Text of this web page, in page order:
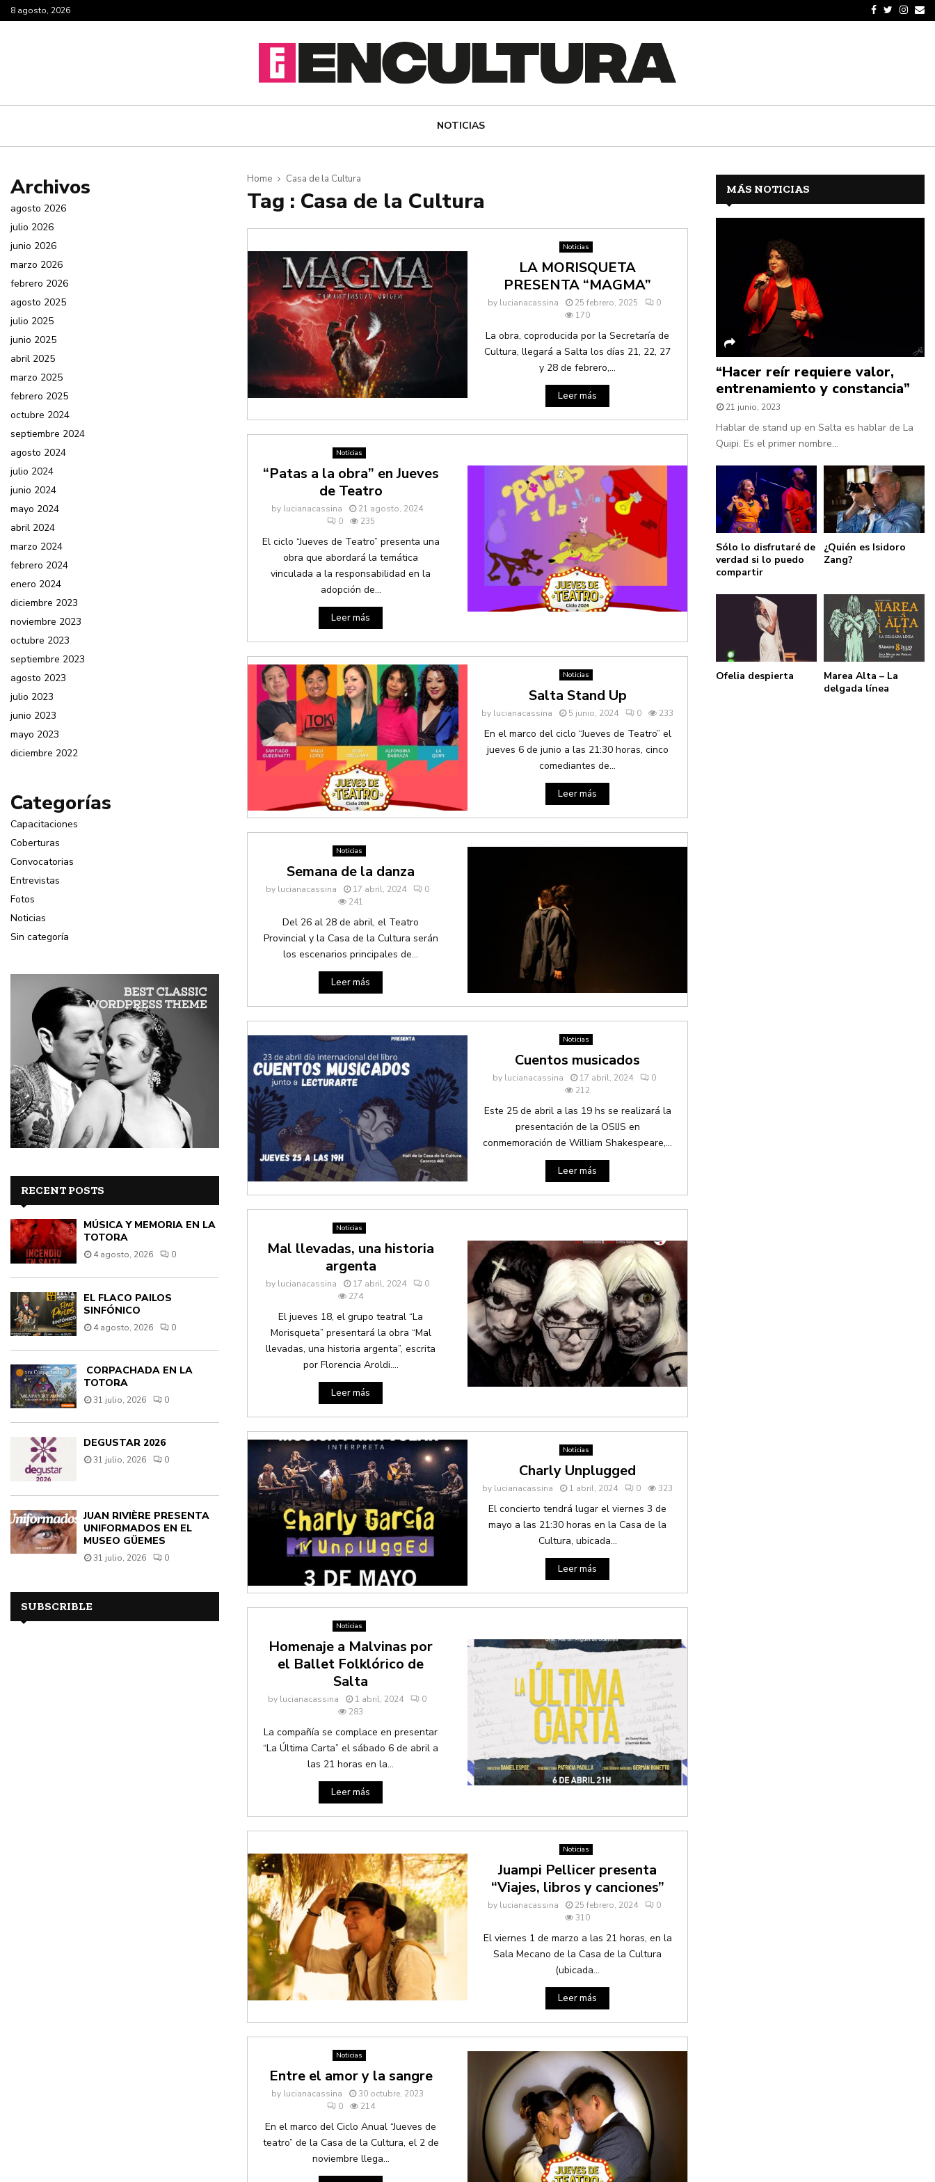
8 agosto, 2026
NOTICIAS
Home Casa de la Cultura
Tag : Casa de la Cultura
Noticias
LA MORISQUETA
PRESENTA “MAGMA”
by lucianacassina 25 febrero, 2025
0
170
La obra, coproducida por la Secretaría de
Cultura, llegará a Salta los días 21, 22, 27
y 28 de febrero,...
Leer más
Noticias
“Patas a la obra” en Jueves
de Teatro
by lucianacassina
21 agosto, 2024
0
235
El ciclo “Jueves de Teatro” presenta una
obra que abordará la temática
vinculada a la responsabilidad en la
adopción de...
Leer más
Noticias
Salta Stand Up
by lucianacassina 5 junio, 2024 0 233
En el marco del ciclo “Jueves de Teatro” el
jueves 6 de junio a las 21:30 horas, cinco
comediantes de...
Leer más
Noticias
Semana de la danza
by lucianacassina 17 abril, 2024
0
241
Del 26 al 28 de abril, el Teatro
Provincial y la Casa de la Cultura serán
los escenarios principales de...
Leer más
Noticias
Cuentos musicados
by lucianacassina 17 abril, 2024
0
212
Este 25 de abril a las 19 hs se realizará la
presentación de la OSIJS en
conmemoración de William Shakespeare,...
Leer más
Noticias
Mal llevadas, una historia
argenta
by lucianacassina 17 abril, 2024
0
274
El jueves 18, el grupo teatral “La
Morisqueta” presentará la obra “Mal
llevadas, una historia argenta”, escrita
por Florencia Aroldi....
Leer más
Noticias
Charly Unplugged
by lucianacassina 1 abril, 2024 0 323
El concierto tendrá lugar el viernes 3 de
mayo a las 21:30 horas en la Casa de la
Cultura, ubicada...
Leer más
Noticias
Homenaje a Malvinas por
el Ballet Folklórico de
Salta
by lucianacassina 1 abril, 2024
0
283
La compañía se complace en presentar
“La Última Carta” el sábado 6 de abril a
las 21 horas en la...
Leer más
Noticias
Juampi Pellicer presenta
“Viajes, libros y canciones”
by lucianacassina 25 febrero, 2024
0
310
El viernes 1 de marzo a las 21 horas, en la
Sala Mecano de la Casa de la Cultura
(ubicada...
Leer más
Noticias
Entre el amor y la sangre
by lucianacassina
30 octubre, 2023
0
214
En el marco del Ciclo Anual “Jueves de
teatro” de la Casa de la Cultura, el 2 de
noviembre llega...
Archivos
agosto 2026
julio 2026
junio 2026
marzo 2026
febrero 2026
agosto 2025
julio 2025
junio 2025
abril 2025
marzo 2025
febrero 2025
octubre 2024
septiembre 2024
agosto 2024
julio 2024
junio 2024
mayo 2024
abril 2024
marzo 2024
febrero 2024
enero 2024
diciembre 2023
noviembre 2023
octubre 2023
septiembre 2023
agosto 2023
julio 2023
junio 2023
mayo 2023
diciembre 2022
Categorías
Capacitaciones
Coberturas
Convocatorias
Entrevistas
Fotos
Noticias
Sin categoría
RECENT POSTS
MÚSICA Y MEMORIA EN LA
TOTORA
4 agosto, 2026 0
EL FLACO PAILOS
SINFÓNICO
4 agosto, 2026 0
CORPACHADA EN LA
TOTORA
31 julio, 2026 0
DEGUSTAR 2026
31 julio, 2026 0
JUAN RIVIÈRE PRESENTA
UNIFORMADOS EN EL
MUSEO GÜEMES
31 julio, 2026 0
SUBSCRIBLE
MÁS NOTICIAS
“Hacer reír requiere valor,
entrenamiento y constancia”
21 junio, 2023
Hablar de stand up en Salta es hablar de La
Quipi. Es el primer nombre...
Sólo lo disfrutaré de
verdad si lo puedo
compartir
¿Quién es Isidoro
Zang?
Ofelia despierta
Marea Alta – La
delgada línea